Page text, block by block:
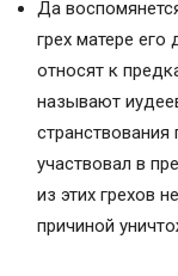
Да
грех матере его
относят к
называют
странствования
участвовал в
из этих грехов
причиной